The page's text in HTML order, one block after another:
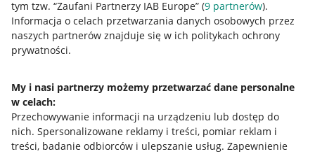
tym tzw. “Zaufani Partnerzy IAB Europe” (9 partnerów).
Informacja o celach przetwarzania danych osobowych przez
naszych partnerów znajduje się w ich politykach ochrony
prywatności.
My i nasi partnerzy możemy przetwarzać dane personalne
w celach:
Przechowywanie informacji na urządzeniu lub dostęp do
nich. Spersonalizowane reklamy i treści, pomiar reklam i
treści, badanie odbiorców i ulepszanie usług. Zapewnienie
Przydatne informacje
Jak to działa
Allegro Gadane dla sprzedających
Allegro Gadane dla kupujących